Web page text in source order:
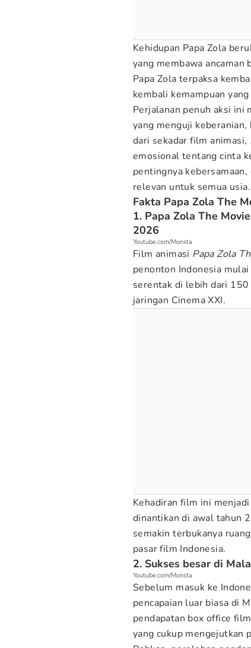
Kehidupan Papa Zola
yang membawa ancaman
Papa Zola terpaksa
kembali kemampuan
Perjalanan penuh aksi ini
yang menguji
dari sekadar film animasi,
emosional tentang cinta
pentingnya
relevan untuk semua usia.
Fakta Papa Zola The
1. Papa Zola The
2026
Youtube.com/Monsta
Film animasi Papa Zola
penonton Indonesia
serentak di lebih dari
jaringan Cinema XXI.
Kehadiran film ini
dinantikan di awal tahun
semakin terbukanya
pasar film Indonesia.
2. Sukses besar di
Youtube.com/Monsta
Sebelum masuk ke
pencapaian luar biasa di
pendapatan box office film
yang cukup mengejutkan